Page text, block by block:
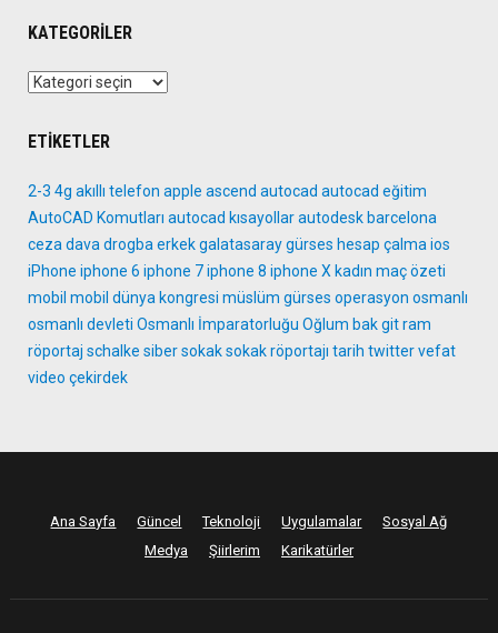
KATEGORILER
Kategoriler
ETIKETLER
2-3 4g akıllı telefon apple ascend autocad autocad eğitim
AutoCAD Komutları autocad kısayollarautodesk barcelona
ceza dava drogba erkekgalatasaraygürses hesap çalma ios
iPhone iphone 6 iphone 7iphone 8 iphone X kadın maç özeti
mobil mobil dünya kongresi müslüm gürses operasyon osmanlı
osmanlı devleti Osmanlı İmparatorluğu Oğlum bak gitram
röportaj schalke sibersokaksokak röportajı tarih twittervefat
video çekirdek
Ana Sayfa Güncel Teknoloji Uygulamalar
Sosyal Ağ
Medya
Şiirlerim Karikatürler